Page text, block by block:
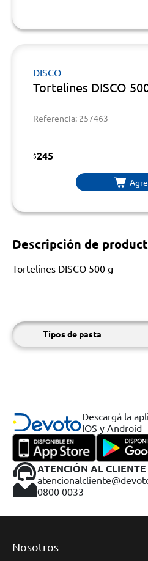
DISCO
Tortelines DISCO
Referencia: 257463
$245
Descripción de
Tortelines DISCO 500 g
Tipos de pasta
Descargá la
IOS y Android
ATENCIÓN AL CLIENTE
0800 0033
Nosotros